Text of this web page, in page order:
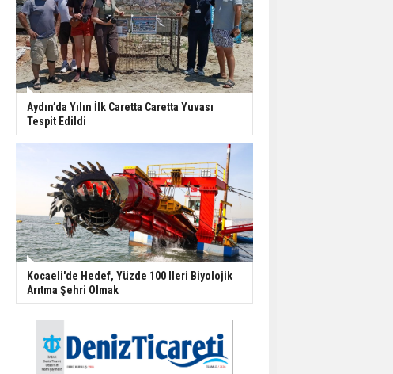
Aydın’da Yılın İlk Caretta Caretta Yuvası
Tespit Edildi
Kocaeli'de Hedef, Yüzde 100 Ileri Biyolojik
Arıtma Şehri Olmak